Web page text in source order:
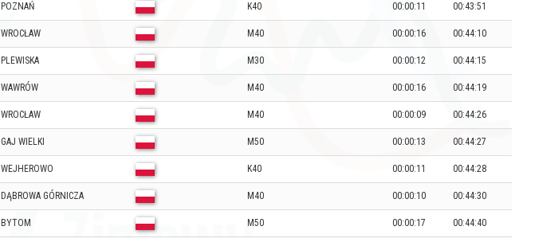
POZNAŃ K40 00:00:11 00:43:51
WROCŁAW M40 00:00:16 00:44:10
PLEWISKA M30 00:00:12 00:44:15
WAWRÓW M40 00:00:16 00:44:19
WROCŁAW M40 00:00:09 00:44:26
GAJ WIELKI M50 00:00:13 00:44:27
WEJHEROWO K40 00:00:11 00:44:28
DĄBROWA GÓRNICZA M40 00:00:10 00:44:30
BYTOM M50 00:00:17 00:44:40